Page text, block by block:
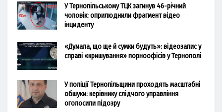
У Тернопільському ТЦК загинув 46-річний
чоловік: оприлюднили фрагмент відео
інциденту
«Думала, що ще й сумки будуть»: відеозапис у
справі «кришування» порноофісів у Тернополі
У поліції Тернопільщини проходять масштабні
обшуки: керівнику слідчого управління
оголосили підозру